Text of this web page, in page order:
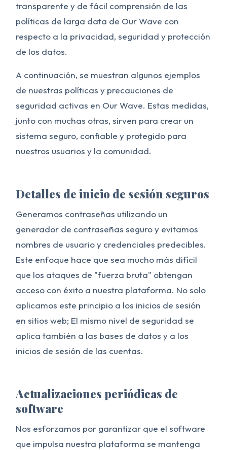
transparente y de fácil comprensión de las
políticas de larga data de Our Wave con
respecto a la privacidad, seguridad y protección
de los datos.
A continuación, se muestran algunos ejemplos
de nuestras políticas y precauciones de
seguridad activas en Our Wave. Estas medidas,
junto con muchas otras, sirven para crear un
sistema seguro, confiable y protegido para
nuestros usuarios y la comunidad.
Detalles de inicio de sesión seguros
Generamos contraseñas utilizando un
generador de contraseñas seguro y evitamos
nombres de usuario y credenciales predecibles.
Este enfoque hace que sea mucho más difícil
que los ataques de "fuerza bruta" obtengan
acceso con éxito a nuestra plataforma. No solo
aplicamos este principio a los inicios de sesión
en sitios web; El mismo nivel de seguridad se
aplica también a las bases de datos y a los
inicios de sesión de las cuentas.
Actualizaciones periódicas de
software
Nos esforzamos por garantizar que el software
que impulsa nuestra plataforma se mantenga